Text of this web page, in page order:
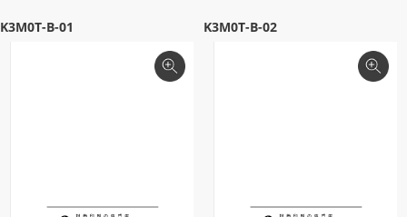
K3M0T-B-01 K3M0T-B-02